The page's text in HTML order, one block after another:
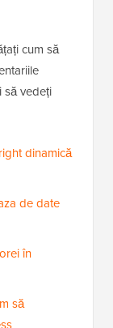
cum să
să vedeți
dinamică
de date
în
să